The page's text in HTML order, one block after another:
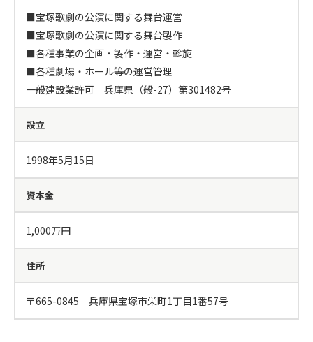
■宝塚歌劇の公演に関する舞台運営
■宝塚歌劇の公演に関する舞台製作
■各種事業の企画・製作・運営・斡旋
■各種劇場・ホール等の運営管理
一般建設業許可　兵庫県（般-27）第301482号
設立
1998年5月15日
資本金
1,000万円
住所
〒665-0845　兵庫県宝塚市栄町1丁目1番57号